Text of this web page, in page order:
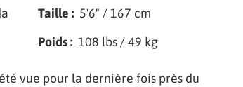
Taille : 5'6" / 167 cm
Poids : 108 lbs / 49 kg
vue pour la dernière fois près du